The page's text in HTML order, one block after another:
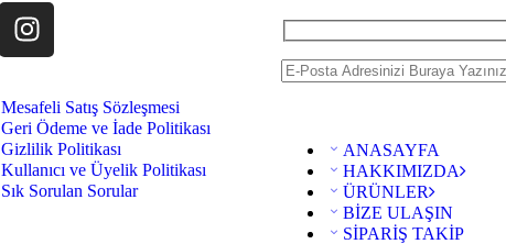
Mesafeli Satış Sözleşmesi
Geri Ödeme ve İade Politikası
Gizlilik Politikası
Kullanıcı ve Üyelik Politikası
Sık Sorulan Sorular
ANASAYFA
HAKKIMIZDA
ÜRÜNLER
BİZE ULAŞIN
SİPARİŞ TAKİP